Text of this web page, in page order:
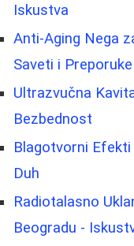
Iskustva
Anti-Aging Nega
Saveti i Preporuke
Ultrazvučna
Bezbednost
Blagotvorni
Duh
Radiotalasno
Beogradu -